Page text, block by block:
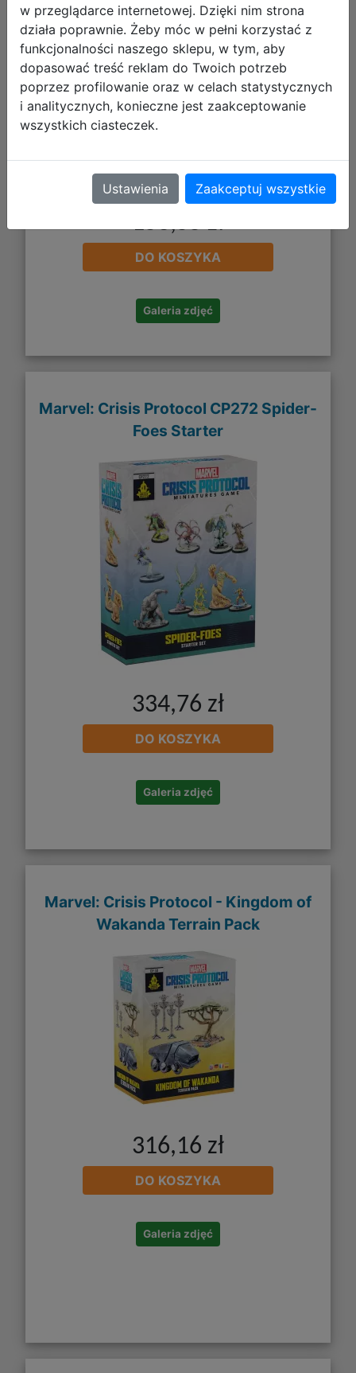
153,55 zł
DO KOSZYKA
Galeria zdjęć
Marvel: Crisis Protocol CP272 Spider-
Foes Starter
334,76 zł
DO KOSZYKA
Galeria zdjęć
Marvel: Crisis Protocol - Kingdom of
Wakanda Terrain Pack
316,16 zł
DO KOSZYKA
Galeria zdjęć
w przeglądarce internetowej. Dzięki nim strona
działa poprawnie. Żeby móc w pełni korzystać z
funkcjonalności naszego sklepu, w tym, aby
dopasować treść reklam do Twoich potrzeb
poprzez profilowanie oraz w celach statystycznych
i analitycznych, konieczne jest zaakceptowanie
wszystkich ciasteczek.
Ustawienia Zaakceptuj wszystkie